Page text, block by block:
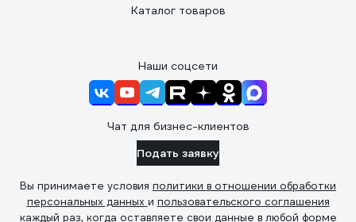
Каталог товаров
Наши соцсети
Чат для бизнес-клиентов
Подать заявку
Вы принимаете условия политики в отношении обработки
персональных данных и пользовательского соглашения
каждый раз, когда оставляете свои данные в любой форме